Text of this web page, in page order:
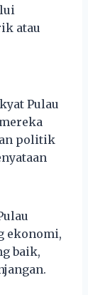
atau
Pulau
politik
ekonomi,
baik,